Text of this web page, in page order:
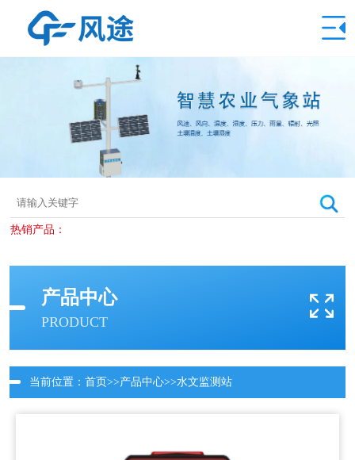
热销产品：
产品中心
PRODUCT
当前位置： 首页>>产品中心>>水文监测站